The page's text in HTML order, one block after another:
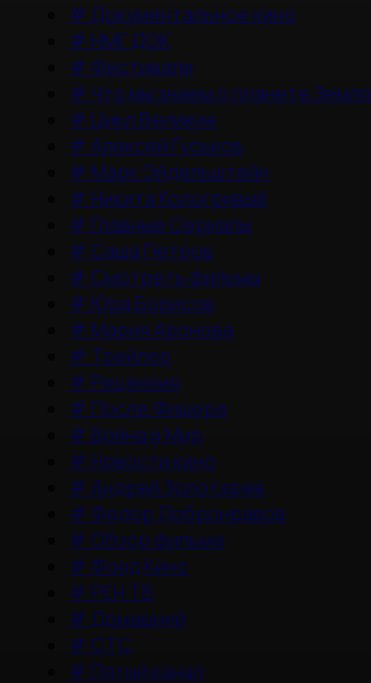
# Документальное кино
# НМГ ДОК
# Фестивали
# Что мы знаем о планете Земля
# Цикл Великие
#Алексей Гуськов
# Марк Эйдельштейн
# Никита Кологривый
# Главные Сериалы
# Саша Петров
# Смотреть фильмы
# Юра Борисов
# Мария Аронова
# Трейлер
# Рецензия
# После Фишера
# Война и Мир
# Новости кино
#Андрей Золотарев
# Федор Добронравов
# Обзор фильма
# Фонд Кино
# РЕН ТВ
# Домашний
# СТС
# Пятый канал